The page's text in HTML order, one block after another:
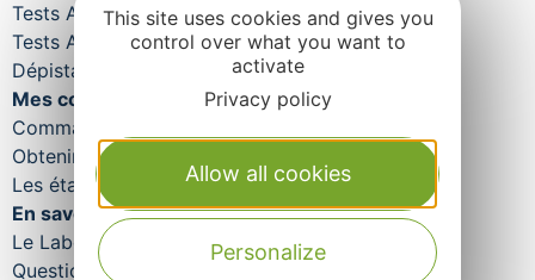
Tests ADN pour chat
Tests ADN pour bovin et ovin
Dépistages maladies équines
Mes commandes
Commande rapide
Obtenir mes résultats
Les étapes de traitement de votre commande
En savoir plus
Le Laboratoire Aveyron Labo
Questions fréquentes
This site uses cookies and gives you
control over what you want to
activate
Privacy policy
Allow all cookies
Personalize